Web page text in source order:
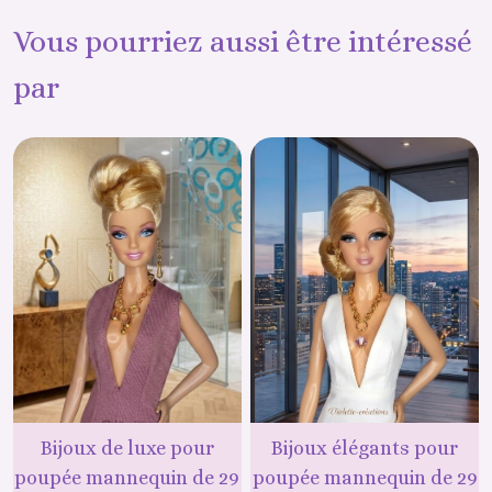
Vous pourriez aussi être intéressé
par
Bijoux de luxe pour
poupée mannequin de 29
Bijoux élégants pour
poupée mannequin de 29